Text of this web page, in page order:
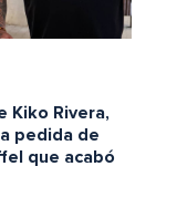
Kiko Rivera,
pedida de
que acabó